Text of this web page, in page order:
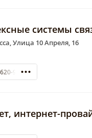
системы
Улица 10 Апреля, 16
91-50
интернет-